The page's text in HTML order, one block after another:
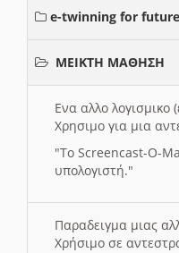
e-twinning for
ΜΕΙΚΤΗ ΜΑΘΗΣΗ
Ενα αλλο
Χρησιμο για μια
"To Screencast-O-
υπολογιστή."
Παραδειγμα μιας
Χρήσιμο σε